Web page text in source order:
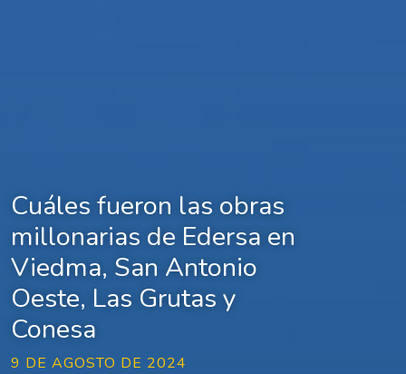
Cuáles fueron las obras
millonarias de Edersa en
Viedma, San Antonio
Oeste, Las Grutas y
Conesa
9 DE AGOSTO DE 2024